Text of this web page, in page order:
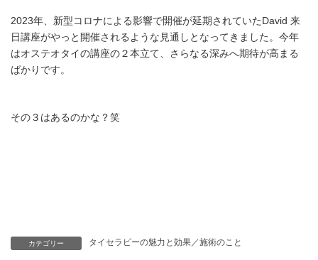
2023年、新型コロナによる影響で開催が延期されていたDavid 来
日講座がやっと開催されるような見通しとなってきました。今年
はオステオタイの講座の２本立て、さらなる深みへ期待が高まる
ばかりです。
その３はあるのかな？笑
カテゴリー タイセラピーの魅力と効果／施術のこと